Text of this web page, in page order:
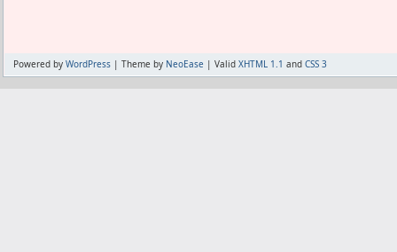
Powered by WordPress | Theme by NeoEase | Valid XHTML 1.1 and CSS 3